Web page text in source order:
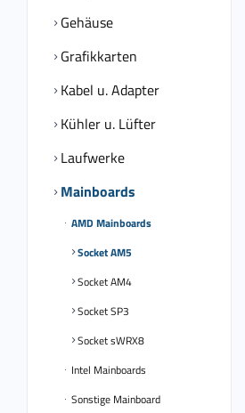
Gehäuse
Grafikkarten
Kabel u. Adapter
Kühler u. Lüfter
Laufwerke
Mainboards
AMD Mainboards
Socket AM5
Socket AM4
Socket SP3
Socket sWRX8
Intel Mainboards
Sonstige Mainboard